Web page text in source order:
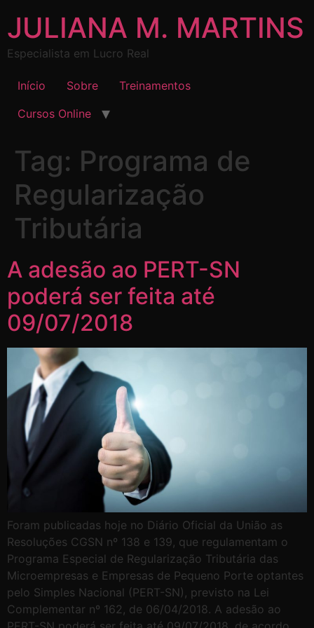
JULIANA M. MARTINS
Especialista em Lucro Real
Início Sobre
Treinamentos
Cursos Online
Tag: Programa de
Regularização
Tributária
A adesão ao PERT-SN
poderá ser feita até
09/07/2018
Foram publicadas hoje no Diário Oficial da União as
Resoluções CGSN nº 138 e 139, que regulamentam o
Programa Especial de Regularização Tributária das
Microempresas e Empresas de Pequeno Porte optantes
pelo Simples Nacional (PERT-SN), previsto na Lei
Complementar nº 162, de 06/04/2018. A adesão ao